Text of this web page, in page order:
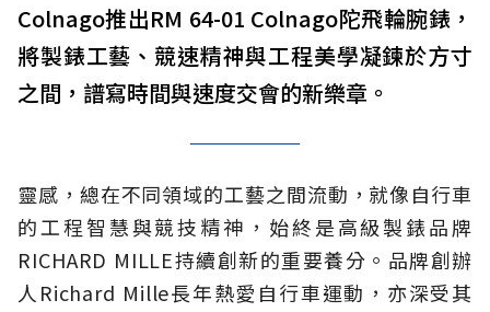
Colnago推出RM 64-01 Colnago陀飛輪腕錶，
將製錶工藝、競速精神與工程美學凝鍊於方寸
之間，譜寫時間與速度交會的新樂章。
靈感，總在不同領域的工藝之間流動，就像自行車
的工程智慧與競技精神，始終是高級製錶品牌
RICHARD MILLE持續創新的重要養分。品牌創辦
人Richard Mille長年熱愛自行車運動，亦深受其